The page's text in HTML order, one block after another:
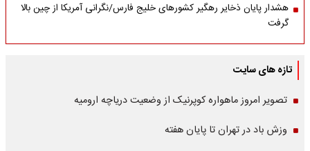
هشدار پایان ذخایر رهگیر کشورهای خلیج فارس/نگرانی آمریکا از چین بالا
گرفت
تازه های سایت
تصویر امروز ماهواره کوپرنیک از وضعیت دریاچه ارومیه
وزش باد در تهران تا پایان هفته